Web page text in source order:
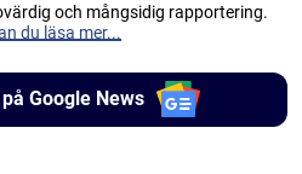
och mångsidig rapportering.
du läsa mer...
Google News